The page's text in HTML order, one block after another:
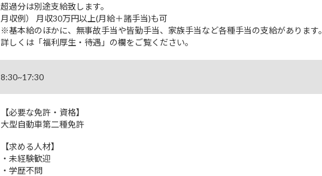
超過分は別途支給致します。
月収例） 月収30万円以上(月給＋諸手当)も可
※基本給のほかに、無事故手当や皆勤手当、家族手当など各種手当の支給があります
詳しくは「福利厚生・待遇」の欄をご覧ください。
8:30~17:30
【必要な免許・資格】
大型自動車第二種免許
【求める人材】
・未経験歓迎
・学歴不問